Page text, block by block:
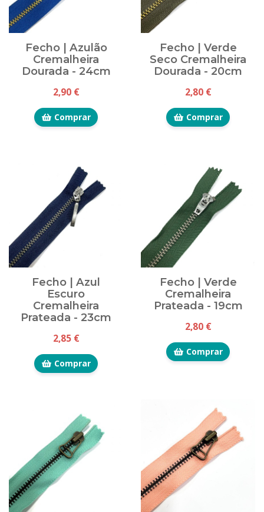
Fecho | Azulão
Cremalheira
Dourada - 24cm
2,90 €
Comprar
Fecho | Verde
Seco Cremalheira
Dourada - 20cm
2,80 €
Comprar
Fecho | Azul
Escuro
Cremalheira
Prateada - 23cm
2,85 €
Comprar
Fecho | Verde
Cremalheira
Prateada - 19cm
2,80 €
Comprar